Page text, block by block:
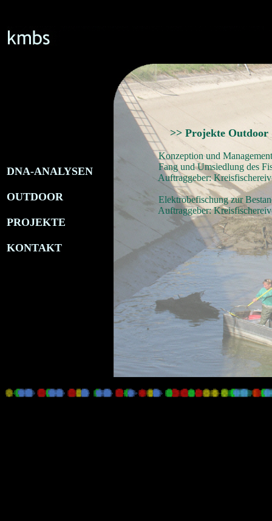
DNA-ANALYSEN
OUTDOOR
PROJEKTE
KONTAKT
>> Projekte Outdoor
Konzeption und Management der
Fang und Umsiedlung des
Auftraggeber:
Elektrobefischung zur
Auftraggeber: